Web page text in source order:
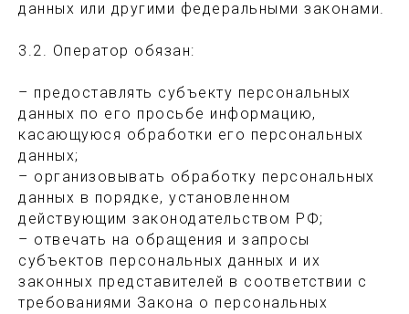
данных или другими федеральными законами.
3.2. Оператор обязан:
– предоставлять субъекту персональных
данных по его просьбе информацию,
касающуюся обработки его персональных
данных;
– организовывать обработку персональных
данных в порядке, установленном
действующим законодательством РФ;
– отвечать на обращения и запросы
субъектов персональных данных и их
законных представителей в соответствии с
требованиями Закона о персональных